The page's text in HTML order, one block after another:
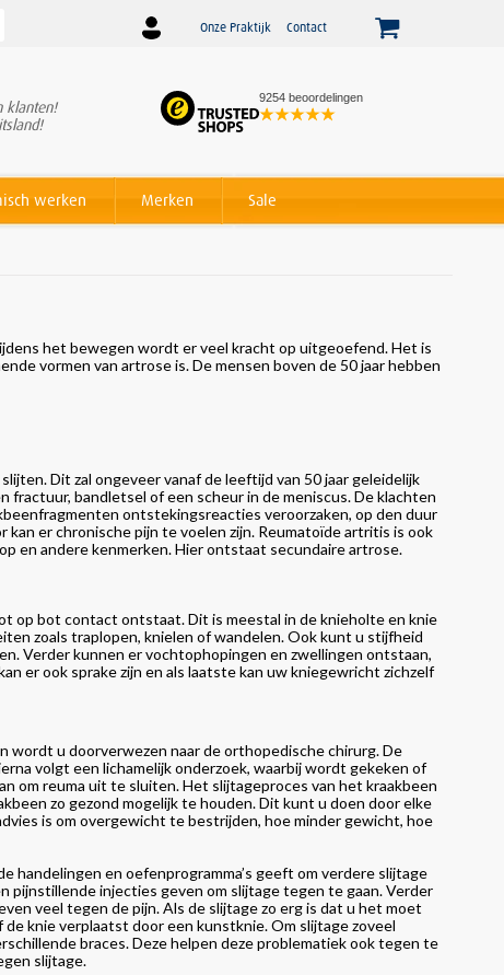
Onze Praktijk Contact
9254 beoordelingen
klanten!
WinnaarBeslist Webshop
Award voor beste service!
werken Merken Sale
het bewegen wordt er veel kracht op uitgeoefend. Het is
vormen van artrose is. De mensen boven de 50 jaar hebben
Dit zal ongeveer vanaf de leeftijd van 50 jaar geleidelijk
bandletsel of een scheur in de meniscus. De klachten
ontstekingsreacties veroorzaken, op den duur
er chronische pijn te voelen zijn. Reumatoïde artritis is ook
en andere kenmerken. Hier ontstaat secundaire artrose.
op bot contact ontstaat. Dit is meestal in de knieholte en knie
zoals traplopen, knielen of wandelen. Ook kunt u stijfheid
Verder kunnen er vochtophopingen en zwellingen ontstaan,
er ook sprake zijn en als laatste kan uw kniegewricht zichzelf
wordt u doorverwezen naar de orthopedische chirurg. De
volgt een lichamelijk onderzoek, waarbij wordt gekeken of
om reuma uit te sluiten. Het slijtageproces van het kraakbeen
zo gezond mogelijk te houden. Dit kunt u doen door elke
is om overgewicht te bestrijden, hoe minder gewicht, hoe
handelingen en oefenprogramma’s geeft om verdere slijtage
pijnstillende injecties geven om slijtage tegen te gaan. Verder
veel tegen de pijn. Als de slijtage zo erg is dat u het moet
knie verplaatst door een kunstknie. Om slijtage zoveel
braces. Deze helpen deze problematiek ook tegen te
slijtage.